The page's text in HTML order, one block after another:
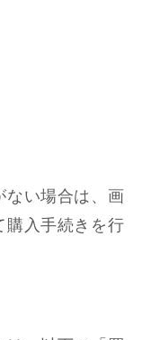
ない場合は、画
購入手続きを行